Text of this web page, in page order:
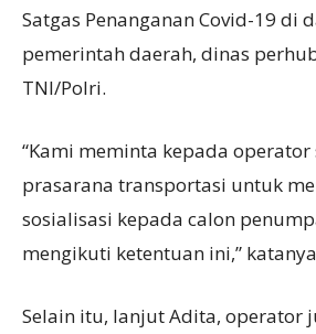
Satgas Penanganan Covid-19 di
pemerintah daerah, dinas
TNI/Polri.
“Kami meminta kepada
prasarana transportasi untuk
sosialisasi kepada calon
mengikuti ketentuan ini,”
Selain itu, lanjut Adita, operator